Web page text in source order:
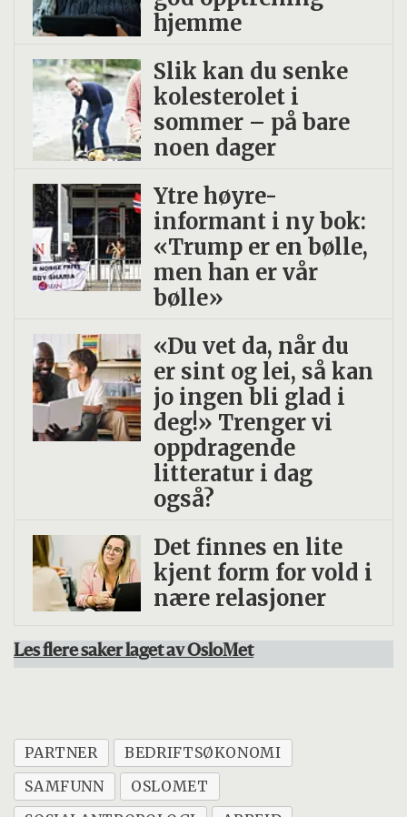
utvikle, samt risiko for at entreprenørene
kun ansetter personer med best muligheter
for å komme i jobb (såkalt «creaming»).
4. Utviklingssamarbeid innebærer
samskaping med Nav og eventuelt andre
aktører knyttet til FoU-prosjekter eller
andre innovasjonsaktiviteter. Dette er på
mange måter en ideell samarbeidsform
som kan lede til utvikling av tjenester som
kan utfordre eksisterende tjenester og
arbeidsformer i Nav. Utfordringer er at
samarbeidsformen ofte er prosjektbasert,
og dermed av begrenset økonomisk
varighet, og med utfordringer knyttet til å
hente ut og nyttiggjøre erfaringene etter at
prosjektene er avsluttet.
hjemme
Slik kan du senke
kolesterolet i
sommer – på bare
noen dager
Ytre høyre-
informant i ny bok:
«Trump er en bølle,
men han er vår
bølle»
«Du vet da, når du
er sint og lei, så kan
jo ingen bli glad i
deg!» Trenger vi
oppdragende
litteratur i dag
også?
Det finnes en lite
kjent form for vold i
nære relasjoner
Les flere saker laget av OsloMet
PARTNER
BEDRIFTSØKONOMI
SAMFUNN
OSLOMET